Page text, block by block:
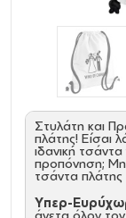
Στυλάτη και
πλάτης! Είσαι
ιδανική
προπόνηση;
τσάντα πλάτης
Υπερ-
άνετα όλον